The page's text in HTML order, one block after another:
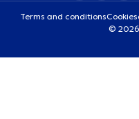
Terms and conditionsCookies
©